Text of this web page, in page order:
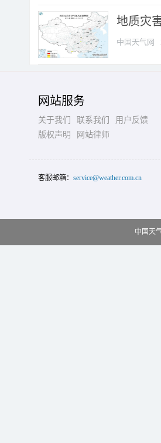
地质灾
中国天气网
网站服务
关于我们 联系我们
用户反馈
版权声明
网站律师
客服邮箱： service@weather.com.cn
中国天